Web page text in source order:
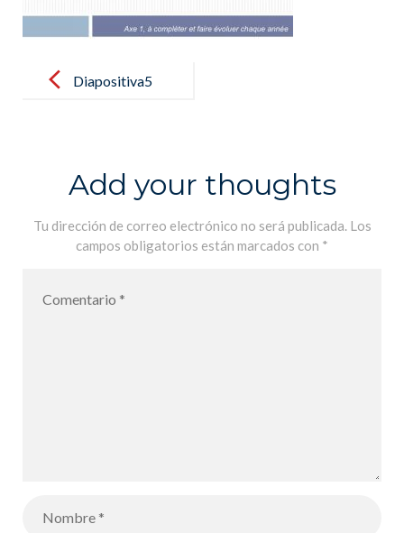
navigationDiapositiva5
Add your thoughts
Tu dirección de correo electrónico no será publicada. Los
campos obligatorios están marcados con *